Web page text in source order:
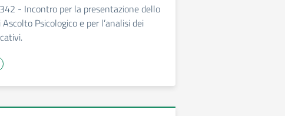
- Incontro per la presentazione dello
Psicologico e per l’analisi dei